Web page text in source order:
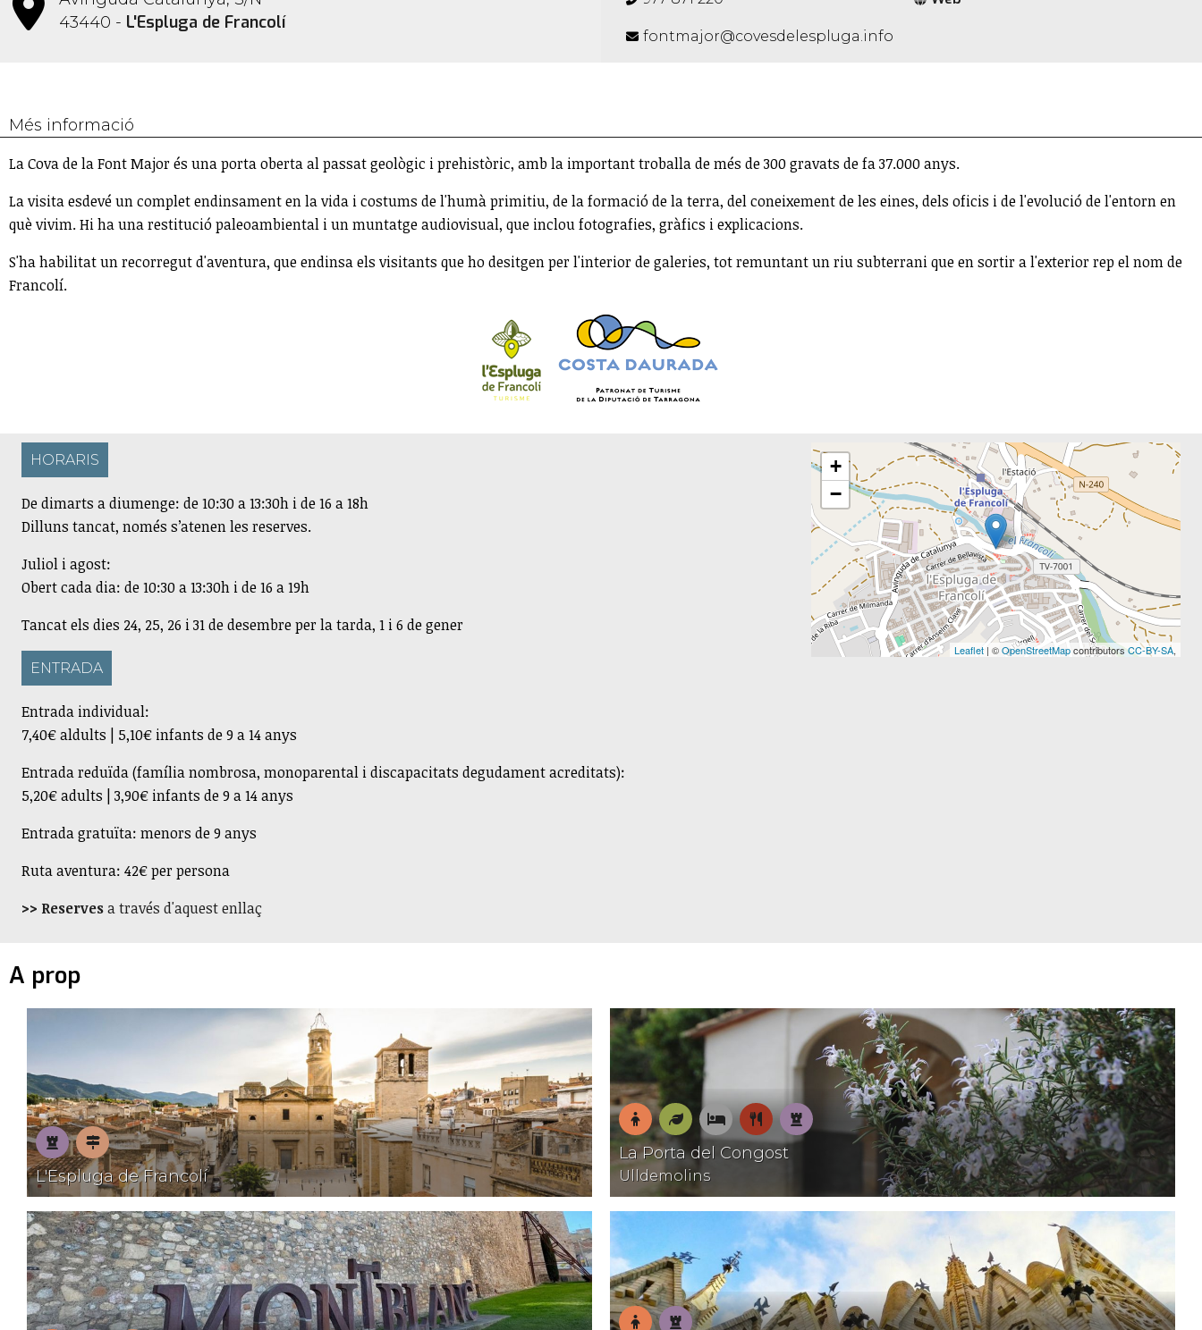
43440 - L'Espluga de Francolí
fontmajor@covesdelespluga.info
Més informació
La Cova de la Font Major és una porta oberta al passat geològic i prehistòric, amb la important troballa de més de 300 gravats de fa 37.000 anys.
La visita esdevé un complet endinsament en la vida i costums de l'humà primitiu, de la formació de la terra, del coneixement de les eines, dels oficis i de l'evolució de l'entorn en
què vivim. Hi ha una restitució paleoambiental i un muntatge audiovisual, que inclou fotografies, gràfics i explicacions.
S'ha habilitat un recorregut d'aventura, que endinsa els visitants que ho desitgen per l'interior de galeries, tot remuntant un riu subterrani que en sortir a l'exterior rep el nom de
Francolí.
HORARIS
De dimarts a diumenge: de 10:30 a 13:30h i de 16 a 18h
Dilluns tancat, només s’atenen les reserves.
Juliol i agost:
Obert cada dia: de 10:30 a 13:30h i de 16 a 19h
Tancat els dies 24, 25, 26 i 31 de desembre per la tarda, 1 i 6 de gener
ENTRADA
Entrada individual:
7,40€ aldults | 5,10€ infants de 9 a 14 anys
Entrada reduïda (família nombrosa, monoparental i discapacitats degudament acreditats):
5,20€ adults | 3,90€ infants de 9 a 14 anys
Entrada gratuïta: menors de 9 anys
Ruta aventura: 42€ per persona
>> Reservesa través d'aquest enllaç
+
−
Leaflet | ©OpenStreetMapcontributors CC-BY-SA,
A prop
Patrimoni
Pobles
amb
encant
L'Espluga de Francolí
En
família
NaturaOn
dormir
On
menjar
Patrimoni
La Porta del Congost
Ulldemolins